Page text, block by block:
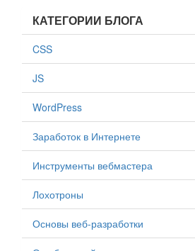
КАТЕГОРИИ БЛОГА
CSS
JS
WordPress
Заработок в Интернете
Инструменты вебмастера
Лохотроны
Основы веб-разработки